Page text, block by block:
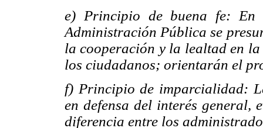
e) Principio de buena fe:
Administración Pública se
la cooperación y la lealtad en
los ciudadanos; orientarán el
f) Principio de imparcialidad:
en defensa del interés general,
diferencia entre los